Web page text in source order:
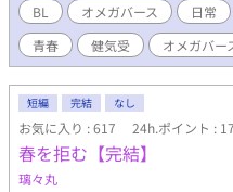
BL オメガバース 日常
青春
健気受 オメガバー
短編 完結 なし
お気に入り : 617 24h.ポイント :
春を拒む【完結】
璃々丸